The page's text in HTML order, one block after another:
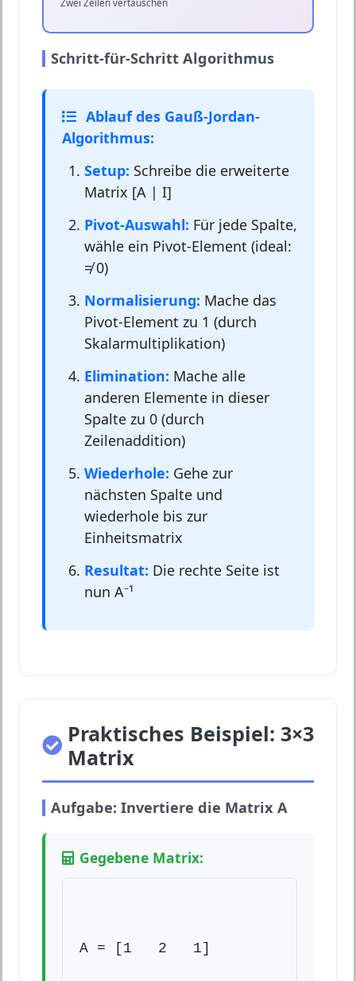
Schritt-für-Schritt Algorithmus
Ablauf des Gauß-Jordan-
Algorithmus:
Setup: Schreibe die erweiterte
Matrix [A | I]
Pivot-Auswahl: Für jede Spalte,
wähle ein Pivot-Element (ideal:
≠ 0)
Normalisierung: Mache das
Pivot-Element zu 1 (durch
Skalarmultiplikation)
Elimination: Mache alle
anderen Elemente in dieser
Spalte zu 0 (durch
Zeilenaddition)
Wiederhole: Gehe zur
nächsten Spalte und
wiederhole bis zur
Einheitsmatrix
Resultat: Die rechte Seite ist
nun A⁻¹
Praktisches Beispiel: 3×3
Matrix
Aufgabe: Invertiere die Matrix A
Gegebene Matrix:
A = [1   2   1]